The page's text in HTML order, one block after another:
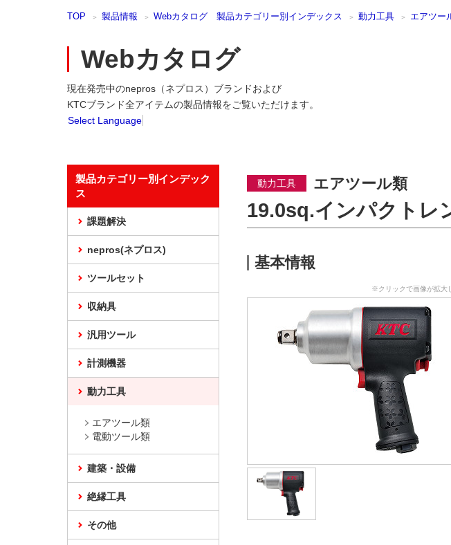
TOP 製品情報 Webカタログ 製品カテゴリー別インデックス 動力工具 エアツー
Webカタログ
現在発売中のnepros（ネプロス）ブランドおよび
KTCブランド全アイテムの製品情報をご覧いただけます。
Select Language
動力工具 エアツール類
19.0sq.インパクトレ
基本情報
※クリックで画像が拡大
製品カテゴリー別インデック
ス
課題解決
nepros(ネプロス)
ツールセット
収納具
汎用ツール
計測機器
動力工具
エアツール類
電動ツール類
建築・設備
絶縁工具
その他